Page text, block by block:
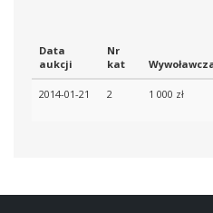
Data
aukcji
Nr
kat
2014-01-21 2 1 000 zł